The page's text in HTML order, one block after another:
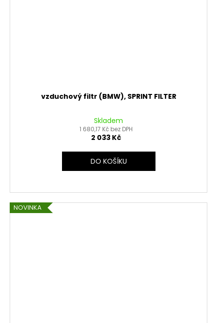
vzduchový filtr (BMW), SPRINT FILTER
Skladem
1 680,17 Kč bez DPH
2 033 Kč
DO KOŠÍKU
NOVINKA